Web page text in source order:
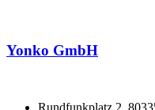
Yonko GmbH